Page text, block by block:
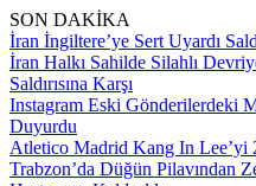
SON DAKİKA
İran İngiltere’ye Sert Uyardı
İran Halkı Sahilde Silahlı
Saldırısına Karşı
Instagram Eski Gönderilerdeki
Duyurdu
Atletico Madrid Kang In Lee’yi
Trabzon’da Düğün Pilavından